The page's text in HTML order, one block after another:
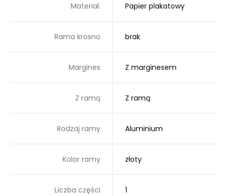
Materiał. Papier plakatowy
Rama krosno brak
Margines Z marginesem
Z ramą Z ramą
Rodzaj ramy Aluminium
Kolor ramy złoty
Liczba części 1